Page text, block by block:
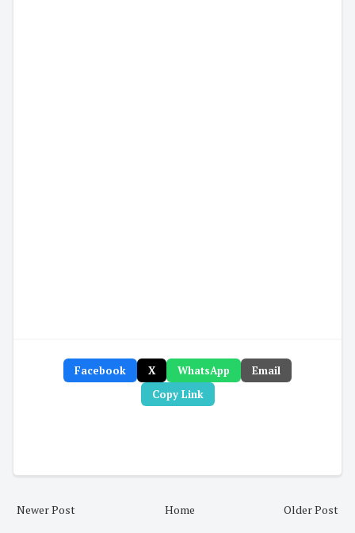
Facebook X WhatsApp
Email
Copy Link
Newer Post Older Post
Home